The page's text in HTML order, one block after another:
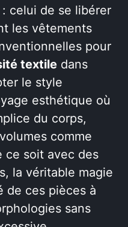
celui de se libérer
les vêtements
pour
textile dans
le style
esthétique où
du corps,
comme
ce soit avec des
la véritable magie
de ces pièces à
sans